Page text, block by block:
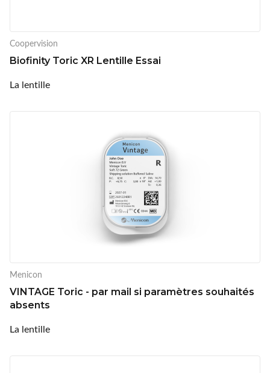
Coopervision
Biofinity Toric XR Lentille Essai
La lentille
Menicon
VINTAGE Toric - par mail si paramètres souhaités
absents
La lentille